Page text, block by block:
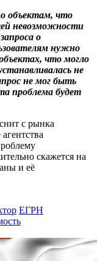
объектам, что
невозможности
о
нужно
что могло
не
не мог быть
проблема будет
с рынка
скажется на
и её
ЕГРН